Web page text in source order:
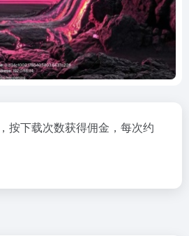
按下载次数获得佣金，每次约